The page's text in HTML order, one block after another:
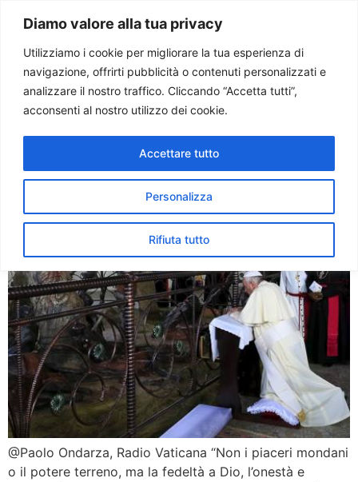
Diamo valore alla tua privacy
Utilizziamo i cookie per migliorare la tua esperienza di
navigazione, offrirti pubblicità o contenuti personalizzati e
analizzare il nostro traffico. Cliccando “Accetta tutti”,
acconsenti al nostro utilizzo dei cookie.
Personalizza
Rifiuta tutto
Accettare tutto
Paolo Ondarza
Tag:uganda
Francesco in Uganda rende
omaggio all’ecumenismo del
@Paolo Ondarza, Radio Vaticana “Non i piaceri mondani
o il potere terreno, ma la fedeltà a Dio, l’onestà e